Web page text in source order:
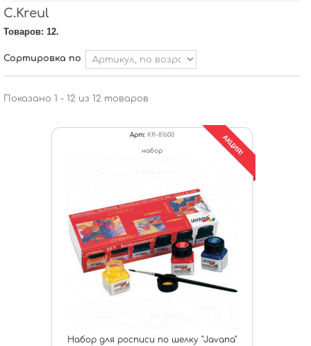
C.Kreul
Товаров: 12.
Сортировка по
Показано 1 - 12 из 12 товаров
Арт: KR-81600
набор
Набор для росписи по шелку "Javana"
АКЦИЯ!